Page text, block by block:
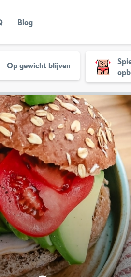
Blog
Op gewicht blijven